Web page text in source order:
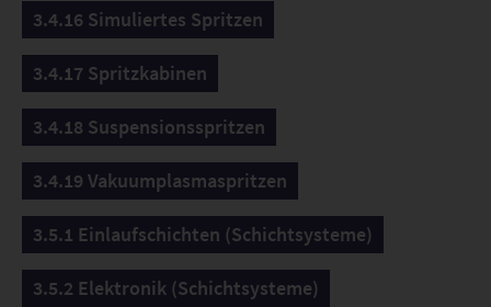
3.4.16 Simuliertes Spritzen
3.4.17 Spritzkabinen
3.4.18 Suspensionsspritzen
3.4.19 Vakuumplasmaspritzen
3.5.1 Einlaufschichten (Schichtsysteme)
3.5.2 Elektronik (Schichtsysteme)